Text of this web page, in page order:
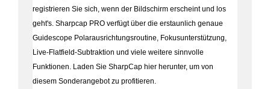
registrieren Sie sich, wenn der Bildschirm erscheint und los
geht's. Sharpcap PRO verfügt über die erstaunlich genaue
Guidescope Polarausrichtungsroutine, Fokusunterstützung,
Live-Flatfield-Subtraktion und viele weitere sinnvolle
Funktionen. Laden Sie SharpCap hier herunter, um von
diesem Sonderangebot zu profitieren.